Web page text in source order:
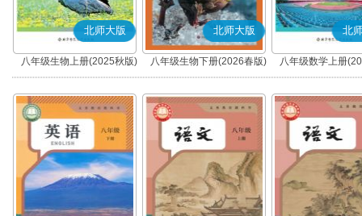
北师大版
八年级生物上册(2025秋版)
北师大版
八年级生物下册(2026春版)
北
八年级数学上册